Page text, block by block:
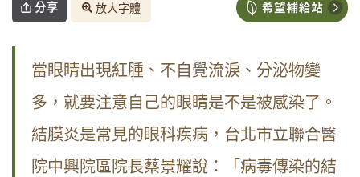
分享 放大字體
當眼睛出現紅腫、不自覺流淚、分泌物變
多，就要注意自己的眼睛是不是被感染了。
結膜炎是常見的眼科疾病，台北市立聯合醫
院中興院區院長蔡景耀說：「病毒傳染的結